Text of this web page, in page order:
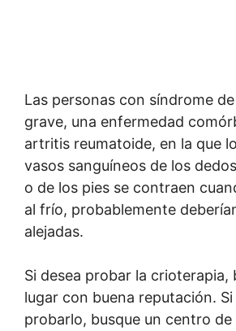
Las personas con síndrome
grave, una enfermedad
artritis reumatoide, en la que
vasos sanguíneos de los
o de los pies se contraen
al frío, probablemente
alejadas.
Si desea probar la crioterapia,
lugar con buena reputación.
probarlo, busque un centro